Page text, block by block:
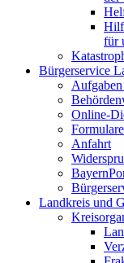
für
Bürgerservice
Online-
Formulare
Anfahrt
Landkreis und